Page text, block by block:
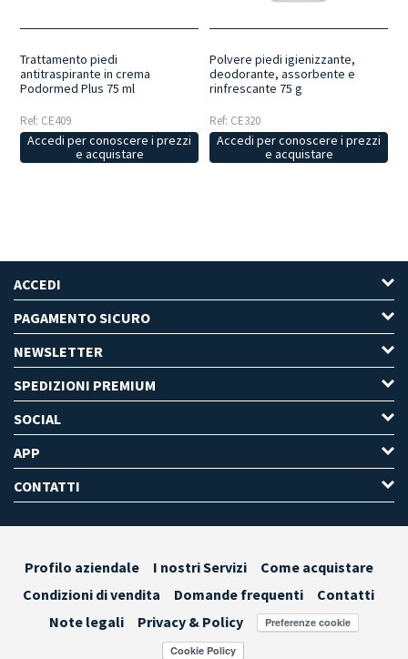
Trattamento piedi
antitraspirante in crema
Podormed Plus 75 ml
Ref: CE409
Accedi per conoscere i prezzi
e acquistare
Polvere piedi igienizzante,
deodorante, assorbente e
rinfrescante 75 g
Ref: CE320
Accedi per conoscere i prezzi
e acquistare
ACCEDI
PAGAMENTO SICURO
NEWSLETTER
SPEDIZIONI PREMIUM
SOCIAL
APP
CONTATTI
Profilo aziendale I nostri Servizi
Come acquistare
Condizioni di vendita
Domande frequenti
Contatti
Note legali
Privacy & Policy Preferenze cookie